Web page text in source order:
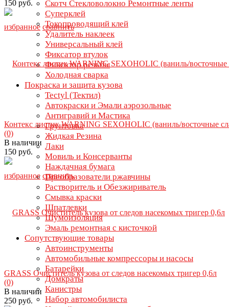
Скотч Стекловолокно Ремонтные ленты
Суперклей
Токопроводящий клей
Удалитель наклеек
Универсальный клей
Фиксатор втулок
Фиксатор резьбы
Холодная сварка
Покраска и защита кузова
Tectyl (Тектил)
Автокраски и Эмали аэрозольные
Антигравий и Мастика
Грунтовка
Жидкая Резина
Лаки
Мовиль и Консерванты
Наждачная бумага
Преобразователи ржавчины
Растворитель и Обезжириватель
Смывка краски
Шпатлевки
Шумоизоляция
Эмаль ремонтная с кисточкой
Сопутствующие товары
Автоинструменты
Автомобильные компрессоры и насосы
Батарейки
Домкраты
Канистры
Набор автомобилиста
избранное сравнить
150 руб.
избранное сравнить
Контекс листик WARNING SEXOHOLIC (ваниль/восточные
(0)
В наличии
150 руб.
GRASS Очиститель кузова от следов насекомых тригер 0,6л
(0)
В наличии
250 руб.